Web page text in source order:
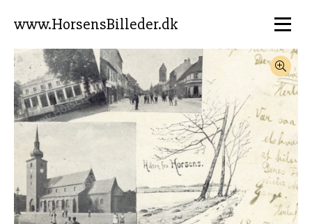
www.HorsensBilleder.dk